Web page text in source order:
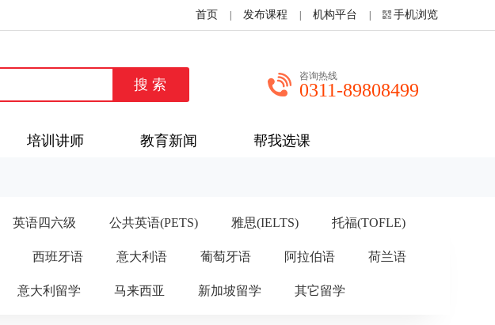
首页 发布课程 机构平台 手机浏览
咨询热线
0311-89808499
培训讲师 教育新闻 帮我选课
英语四六级 公共英语(PETS) 雅思(IELTS) 托福(TOFLE)
西班牙语 意大利语 葡萄牙语 阿拉伯语 荷兰语
意大利留学 马来西亚 新加坡留学 其它留学